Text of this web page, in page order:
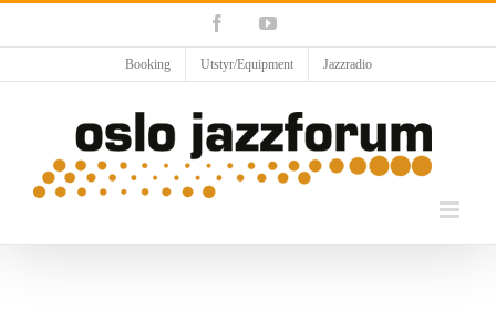
content
FacebookYouTube
Booking Utstyr/Equipment Jazzradio